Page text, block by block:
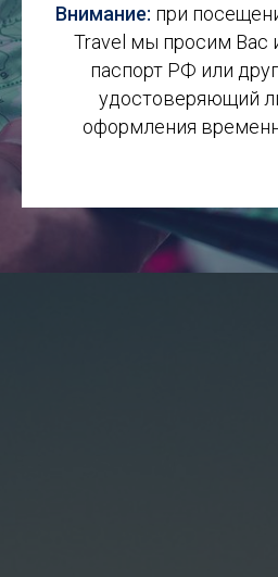
Внимание: при
Travel мы просим Вас
паспорт РФ или
удостоверяющий
оформления